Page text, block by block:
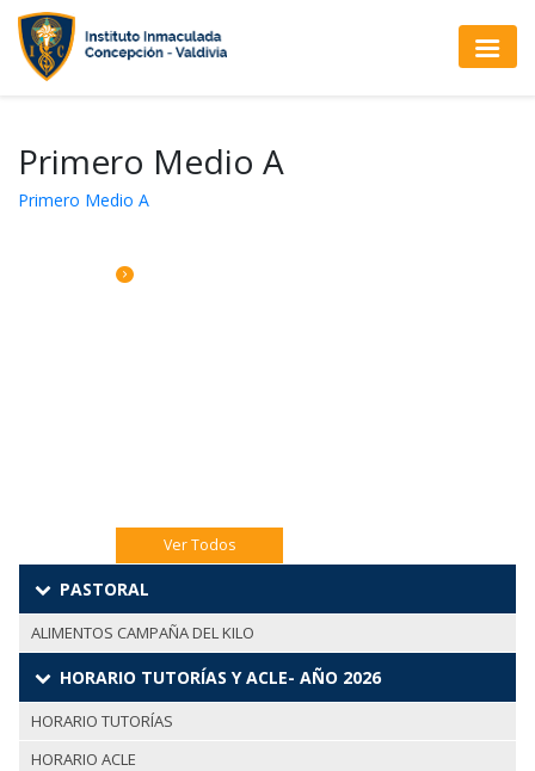
Primero Medio A
Primero Medio A
Ver Todos
PASTORAL
ALIMENTOS CAMPAÑA DEL KILO
HORARIO TUTORÍAS Y ACLE- AÑO 2026
HORARIO TUTORÍAS
HORARIO ACLE